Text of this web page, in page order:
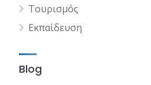
Τουρισμός
Εκπαίδευση
Blog